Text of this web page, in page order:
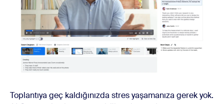
Toplantıya geç kaldığınızda stres yaşamanıza gerek yok.